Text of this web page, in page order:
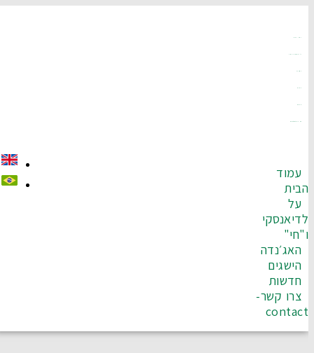
עמוד
הבית
על
לדיאנסקי
ו"חי"
האג׳נדה
הישגים
חדשות
צרו קשר-
contact